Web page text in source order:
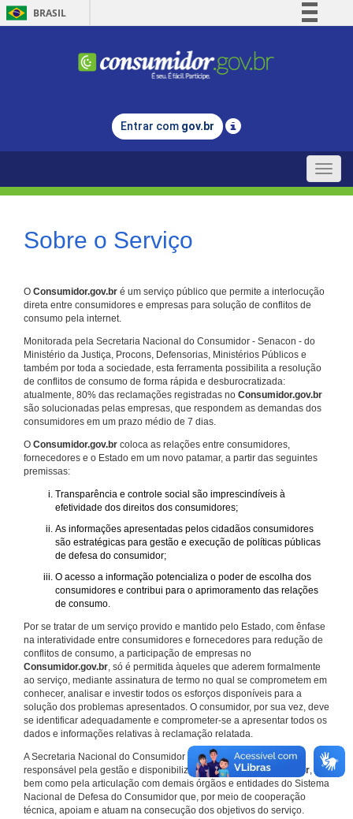
BRASIL
Comunica BR
Legislação
Entrar com gov.br
Toggle
Sobre o Serviço
O Consumidor.gov.br é um serviço público que permite a interlocução
direta entre consumidores e empresas para solução de conflitos de
consumo pela internet.
Monitorada pela Secretaria Nacional do Consumidor - Senacon - do
Ministério da Justiça, Procons, Defensorias, Ministérios Públicos e
também por toda a sociedade, esta ferramenta possibilita a resolução
de conflitos de consumo de forma rápida e desburocratizada:
atualmente, 80% das reclamações registradas no Consumidor.gov.br
são solucionadas pelas empresas, que respondem as demandas dos
consumidores em um prazo médio de 7 dias.
O Consumidor.gov.br coloca as relações entre consumidores,
fornecedores e o Estado em um novo patamar, a partir das seguintes
premissas:
Transparência e controle social são imprescindíveis à
efetividade dos direitos dos consumidores;
As informações apresentadas pelos cidadãos consumidores
são estratégicas para gestão e execução de políticas públicas
de defesa do consumidor;
O acesso a informação potencializa o poder de escolha dos
consumidores e contribui para o aprimoramento das relações
de consumo.
Por se tratar de um serviço provido e mantido pelo Estado, com ênfase
na interatividade entre consumidores e fornecedores para redução de
conflitos de consumo, a participação de empresas no
Consumidor.gov.br, só é permitida àqueles que aderem formalmente
ao serviço, mediante assinatura de termo no qual se comprometem em
conhecer, analisar e investir todos os esforços disponíveis para a
solução dos problemas apresentados. O consumidor, por sua vez, deve
se identificar adequadamente e comprometer-se a apresentar todos os
dados e informações relativas à reclamação relatada.
A Secretaria Nacional do Consumidor do Ministério da Justiça é a
responsável pela gestão e disponibilização doConsumidor.gov.br,
bem como pela articulação com demais órgãos e entidades do Sistema
Nacional de Defesa do Consumidor que, por meio de cooperação
técnica, apoiam e atuam na consecução dos objetivos do serviço.